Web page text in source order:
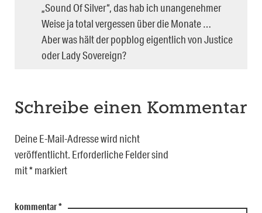
„Sound Of Silver“, das hab ich unangenehmer
Weise ja total vergessen über die Monate …
Aber was hält der popblog eigentlich von Justice
oder Lady Sovereign?
Schreibe einen Kommentar
Deine E-Mail-Adresse wird nicht
veröffentlicht. Erforderliche Felder sind
mit*markiert
kommentar*